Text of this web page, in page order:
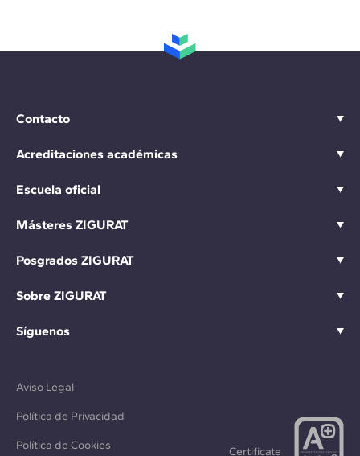
Contacto
Acreditaciones académicas
Escuela oficial
Másteres ZIGURAT
Posgrados ZIGURAT
Sobre ZIGURAT
Síguenos
Aviso Legal
Política de Privacidad
Política de Cookies Certificate